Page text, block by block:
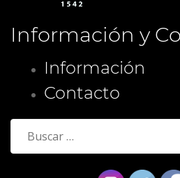
Información y
Información
Contacto
Buscar: